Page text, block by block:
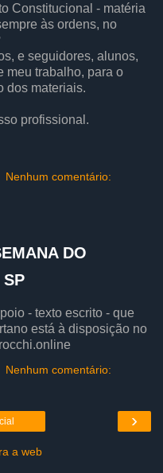
Constitucional - matéria
às ordens, no
e seguidores, alunos,
meu trabalho, para o
dos materiais.
profissional.
Nenhum comentário:
DO
SP
- texto escrito - que
está à disposição no
Nenhum comentário:
›
a web